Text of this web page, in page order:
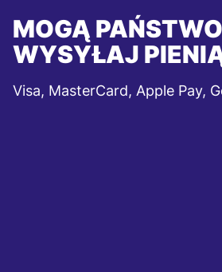
MOGĄ PAŃSTWO
WYSYŁAJ
Visa, MasterCard, Apple Pay,